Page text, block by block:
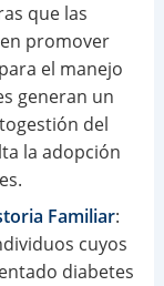
que las
promover
el manejo
generan un
del
la adopción
Familiar:
cuyos
diabetes